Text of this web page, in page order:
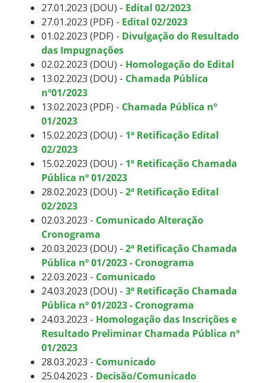
27.01.2023 (DOU) - Edital 02/2023
27.01.2023 (PDF) - Edital 02/2023
01.02.2023 (PDF) - Divulgação do Resultado
das Impugnações
02.02.2023 (DOU) - Homologação do Edital
13.02.2023 (DOU) - Chamada Pública
nº01/2023
13.02.2023 (PDF) - Chamada Pública nº
01/2023
15.02.2023 (DOU) - 1ª Retificação Edital
02/2023
15.02.2023 (DOU) - 1ª Retificação Chamada
Pública nº 01/2023
28.02.2023 (DOU) - 2ª Retificação Edital
02/2023
02.03.2023 - Comunicado Alteração
Cronograma
20.03.2023 (DOU) - 2ª Retificação Chamada
Pública nº 01/2023 - Cronograma
22.03.2023 - Comunicado
24.03.2023 (DOU) - 3ª Retificação Chamada
Pública nº 01/2023 - Cronograma
24.03.2023 - Homologação das Inscrições e
Resultado Preliminar Chamada Pública nº
01/2023
28.03.2023 - Comunicado
25.04.2023 - Decisão/Comunicado